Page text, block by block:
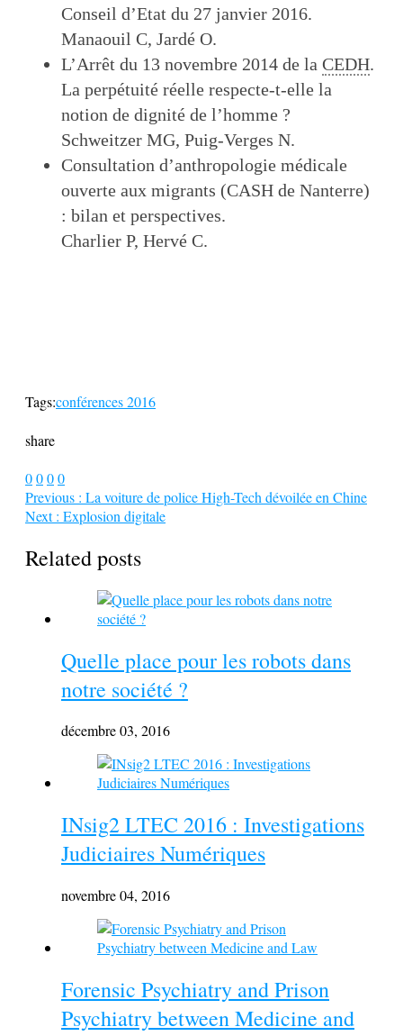
Conseil d’Etat du 27 janvier 2016.
Manaouil C, Jardé O.
L’Arrêt du 13 novembre 2014 de la CEDH.
La perpétuité réelle respecte-t-elle la
notion de dignité de l’homme ?
Schweitzer MG, Puig-Verges N.
Consultation d’anthropologie médicale
ouverte aux migrants (CASH de Nanterre)
: bilan et perspectives.
Charlier P, Hervé C.
Tags:conférences 2016
share
0000
Previous : La voiture de police High-Tech dévoilée en Chine
Next : Explosion digitale
Related posts
Quelle place pour les robots dans
notre société ?
décembre 03, 2016
INsig2 LTEC 2016 : Investigations
Judiciaires Numériques
novembre 04, 2016
Forensic Psychiatry and Prison
Psychiatry between Medicine and